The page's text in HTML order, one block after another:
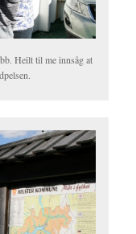
Heilt til me innsåg at